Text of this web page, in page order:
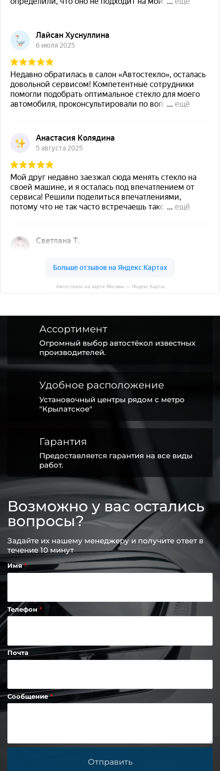
Автостекло на карте Москвы — Яндекс Карты
Ассортимент
Огромный выбор автостёкол известных
производителей.
Удобное расположение
Установочный центры рядом с метро
"Крылатское"
Гарантия
Предоставляется гарантия на все виды
работ.
Возможно у вас остались
вопросы?
Задайте их нашему менеджеру и получите ответ в
течение 10 минут
Имя
Телефон
Почта
Сообщение